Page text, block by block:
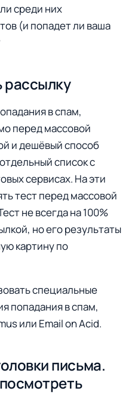
среди них
(и попадет ли ваша
рассылку
в спам,
перед массовой
и дешёвый способ
список с
сервисах. На эти
тест перед массовой
не всегда на 100%
но его результаты
картину по
специальные
попадания в спам,
или Email on Acid.
письма.